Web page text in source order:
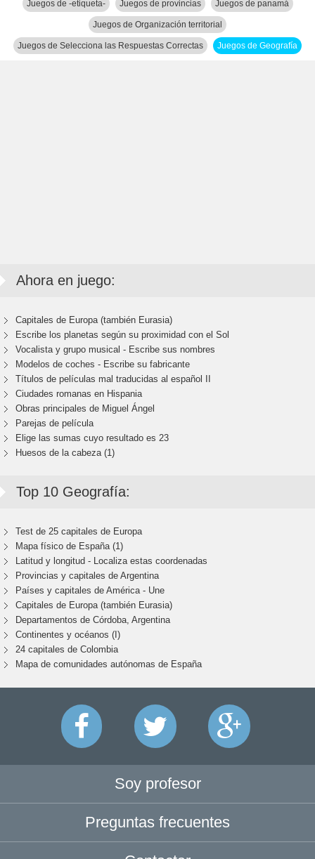
Juegos de -etiqueta- Juegos de provincias Juegos de panamá
Juegos de Organización territorial
Juegos de Selecciona las Respuestas Correctas Juegos de Geografía
Ahora en juego:
Capitales de Europa (también Eurasia)
Escribe los planetas según su proximidad con el Sol
Vocalista y grupo musical - Escribe sus nombres
Modelos de coches - Escribe su fabricante
Títulos de películas mal traducidas al español II
Ciudades romanas en Hispania
Obras principales de Miguel Ángel
Parejas de película
Elige las sumas cuyo resultado es 23
Huesos de la cabeza (1)
Top 10 Geografía:
Test de 25 capitales de Europa
Mapa físico de España (1)
Latitud y longitud - Localiza estas coordenadas
Provincias y capitales de Argentina
Países y capitales de América - Une
Capitales de Europa (también Eurasia)
Departamentos de Córdoba, Argentina
Continentes y océanos (I)
24 capitales de Colombia
Mapa de comunidades autónomas de España
Soy profesor
Preguntas frecuentes